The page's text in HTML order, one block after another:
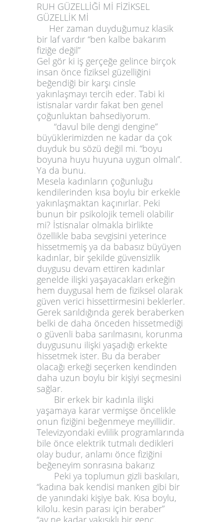
RUH GÜZELLİĞİ Mİ FİZİKSEL
GÜZELLİK Mİ
Her zaman duyduğumuz klasik
bir laf vardır “ben kalbe bakarım
fiziğe değil”
Gel gör ki iş gerçeğe gelince birçok
insan önce fiziksel güzelliğini
beğendiği bir karşı cinsle
yakınlaşmayı tercih eder. Tabi ki
istisnalar vardır fakat ben genel
çoğunluktan bahsediyorum.
“davul bile dengi dengine”
büyüklerimizden ne kadar da çok
duyduk bu sözü değil mi. “boyu
boyuna huyu huyuna uygun olmalı”.
Ya da bunu.
Mesela kadınların çoğunluğu
kendilerinden kısa boylu bir erkekle
yakınlaşmaktan kaçınırlar. Peki
bunun bir psikolojik temeli olabilir
mi? İstisnalar olmakla birlikte
özellikle baba sevgisini yeterince
hissetmemiş ya da babasız büyüyen
kadınlar, bir şekilde güvensizlik
duygusu devam ettiren kadınlar
genelde ilişki yaşayacakları erkeğin
hem duygusal hem de fiziksel olarak
güven verici hissettirmesini beklerler.
Gerek sarıldığında gerek beraberken
belki de daha önceden hissetmediği
o güvenli baba sarılmasını, korunma
duygusunu ilişki yaşadığı erkekte
hissetmek ister. Bu da beraber
olacağı erkeği seçerken kendinden
daha uzun boylu bir kişiyi seçmesini
sağlar.
Bir erkek bir kadınla ilişki
yaşamaya karar vermişse öncelikle
onun fiziğini beğenmeye meyillidir.
Televizyondaki evlilik programlarında
bile önce elektrik tutmalı dedikleri
olay budur, anlamı önce fiziğini
beğeneyim sonrasına bakarız
Peki ya toplumun gizli baskıları,
“kadına bak kendisi manken gibi bir
de yanındaki kişiye bak. Kısa boylu,
kilolu. kesin parası için beraber”